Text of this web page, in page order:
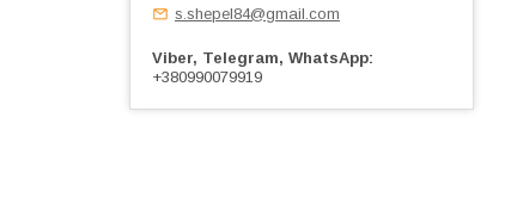
s.shepel84@gmail.com
Viber, Telegram, WhatsApp
+380990079919